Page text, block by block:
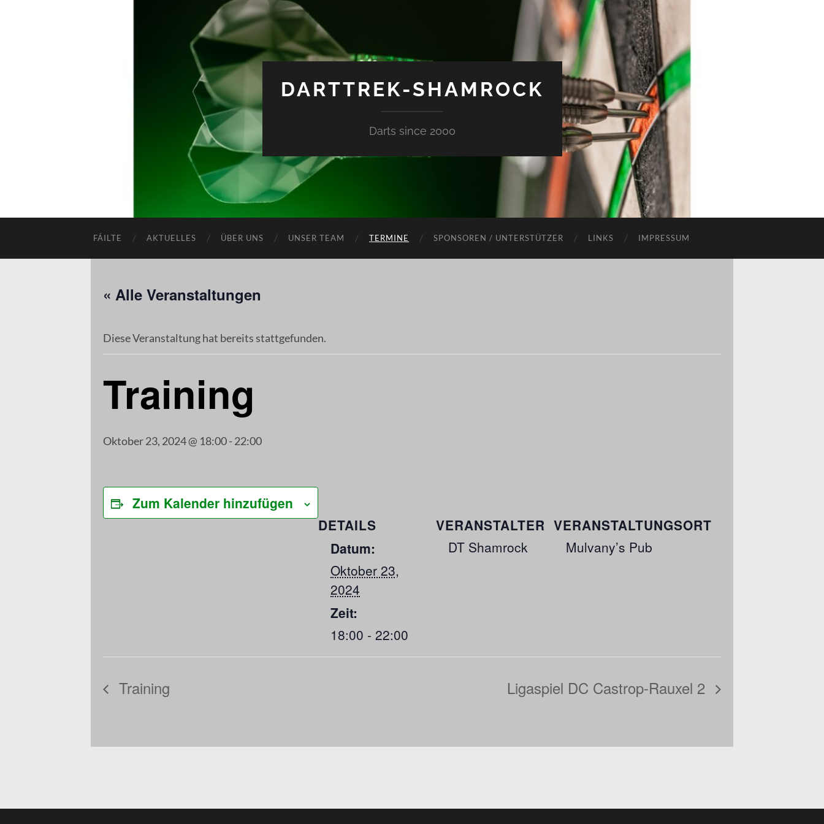
DARTTREK-SHAMROCK
Darts since 2000
FÁILTE AKTUELLES ÜBER UNS UNSER TEAM TERMINE SPONSOREN / UNTERSTÜTZER LINKS IMPRESSUM
« Alle Veranstaltungen
Diese Veranstaltung hat bereits stattgefunden.
Training
Oktober 23, 2024 @ 18:00-22:00
Zum Kalender hinzufügen
DETAILS
Datum:
Oktober 23,
2024
Zeit:
18:00 - 22:00
VERANSTALTER
DT Shamrock
VERANSTALTUNGSORT
Mulvany’s Pub
Training Ligaspiel DC Castrop-Rauxel 2